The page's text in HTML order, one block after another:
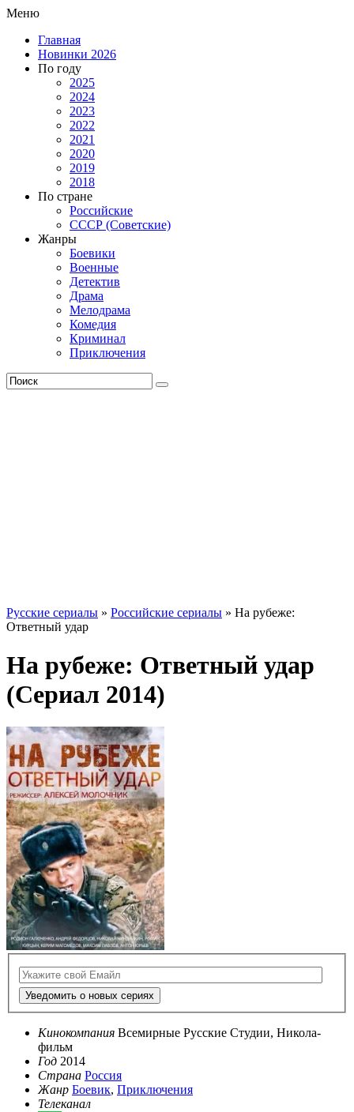
Меню
Главная
Новинки 2026
По году
2025
2024
2023
2022
2021
2020
2019
2018
По стране
Российские
СССР (Советские)
Жанры
Боевики
Военные
Детектив
Драма
Мелодрама
Комедия
Криминал
Приключения
Русские сериалы » Российские сериалы » На рубеже:
Ответный удар
На рубеже: Ответный удар
(Сериал 2014)
Уведомить о новых сериях
Кинокомпания Всемирные Русские Студии, Никола-
фильм
Год 2014
Страна Россия
Жанр Боевик, Приключения
Телеканал